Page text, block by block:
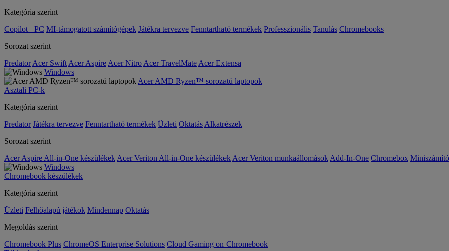
Kategória szerint
Copilot+ PC MI-támogatott számítógépek Játékra tervezve Fenntartható termékek Professzionális Tanulás Chromebooks
Sorozat szerint
Predator Acer Swift Acer Aspire Acer Nitro Acer TravelMate Acer Extensa
Windows
Acer AMD Ryzen™ sorozatú laptopok
Asztali PC-k
Kategória szerint
Predator Játékra tervezve Fenntartható termékek Üzleti Oktatás Alkatrészek
Sorozat szerint
Acer Aspire All-in-One készülékek Acer Veriton All-in-One készülékek Acer Veriton munkaállomások Add-In-One Chromebox
Windows
Chromebook készülékek
Kategória szerint
Üzleti Felhőalapú játékok Mindennap Oktatás
Megoldás szerint
Chromebook Plus ChromeOS Enterprise Solutions Cloud Gaming on Chromebook